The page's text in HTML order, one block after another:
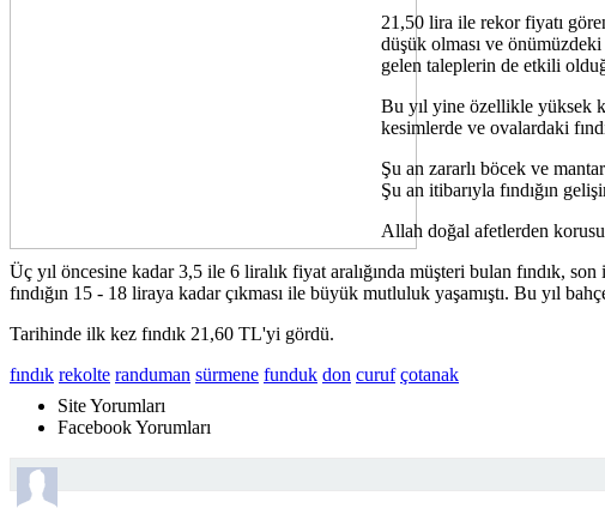
21,50 lira ile rekor fiyatı
düşük olması ve önümüzdeki
gelen taleplerin de etkili
Bu yıl yine özellikle yüksek
kesimlerde ve ovalardaki
Şu an zararlı böcek ve
Şu an itibarıyla fındığın
Allah doğal afetlerden
Üç yıl öncesine kadar 3,5 ile 6 liralık fiyat aralığında müşteri bulan fındık,
fındığın 15 - 18 liraya kadar çıkması ile büyük mutluluk yaşamıştı. Bu yıl
Tarihinde ilk kez fındık 21,60 TL'yi gördü.
fındık rekolte randuman sürmene funduk don curuf çotanak
Sende Yorumla...
Site Yorumları
Facebook Yorumları